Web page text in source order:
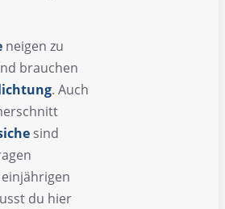
neigen zu
brauchen
. Auch
sind
du hier